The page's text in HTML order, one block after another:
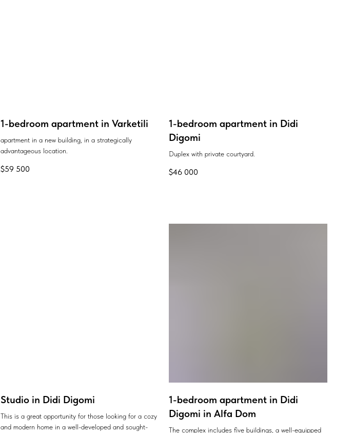
1-bedroom apartment in Varketili
apartment in a new building, in a strategically
advantageous location.
$59 500
1-bedroom apartment in Didi
Digomi
Duplex with private courtyard.
$46 000
Studio in Didi Digomi
This is a great opportunity for those looking for a cozy
and modern home in a well-developed and sought-
1-bedroom apartment in Didi
Digomi in Alfa Dom
The complex includes five buildings, a well-equipped